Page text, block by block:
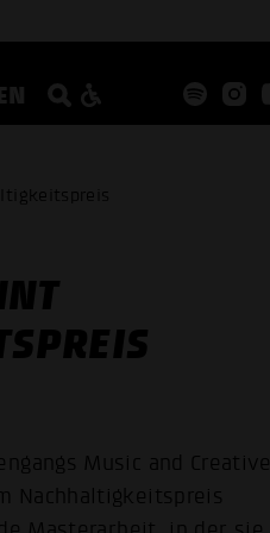
Music and Creative
Nachhaltigkeitspreis